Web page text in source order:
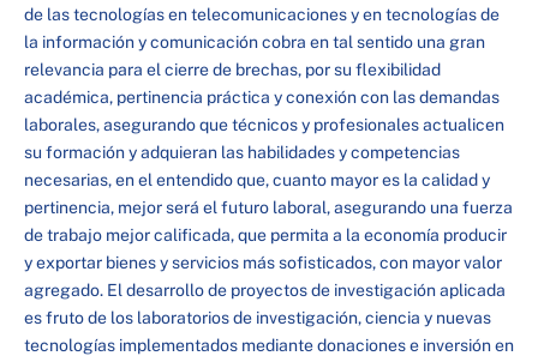
de las tecnologías en telecomunicaciones y en tecnologías de
la información y comunicación cobra en tal sentido una gran
relevancia para el cierre de brechas, por su flexibilidad
académica, pertinencia práctica y conexión con las demandas
laborales, asegurando que técnicos y profesionales actualicen
su formación y adquieran las habilidades y competencias
necesarias, en el entendido que, cuanto mayor es la calidad y
pertinencia, mejor será el futuro laboral, asegurando una fuerza
de trabajo mejor calificada, que permita a la economía producir
y exportar bienes y servicios más sofisticados, con mayor valor
agregado. El desarrollo de proyectos de investigación aplicada
es fruto de los laboratorios de investigación, ciencia y nuevas
tecnologías implementados mediante donaciones e inversión en